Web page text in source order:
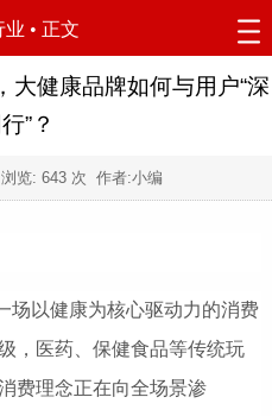
业 • 正文
大健康品牌如何与用户“深
”？
浏览: 643 次 作者:小编
场以健康为核心驱动力的消费
，医药、保健食品等传统玩
费理念正在向全场景渗